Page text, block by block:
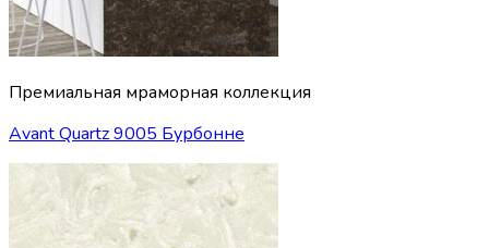
Премиальная мраморная коллекция
Avant Quartz 9005 Бурбонне